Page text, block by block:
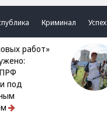
Криминал Успех
под